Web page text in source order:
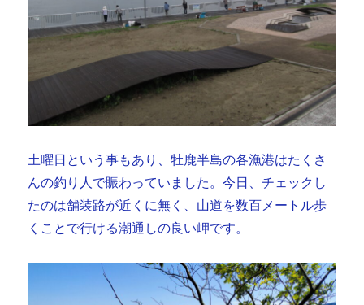
土曜日という事もあり、牡鹿半島の各漁港はたくさ
んの釣り人で賑わっていました。今日、チェックし
たのは舗装路が近くに無く、山道を数百メートル歩
くことで行ける潮通しの良い岬です。